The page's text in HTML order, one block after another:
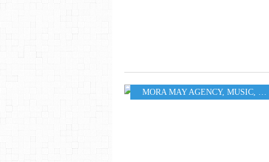
MORA MAY AGENCY, MUSIC, 506